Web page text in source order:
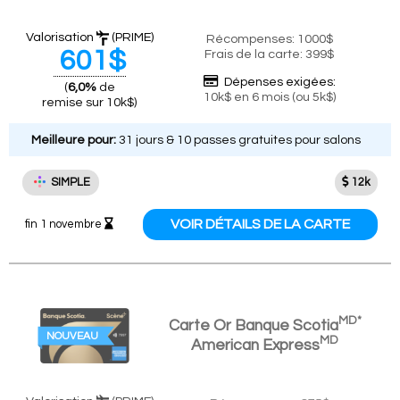
SIMPLE 12k
Valorisation (PRIME)
601$
(6,0%de
remise sur 10k$)
Récompenses: 1000$
Frais de la carte: 399$
Dépenses exigées:
10k$ en 6 mois (ou 5k$)
fin 1 novembre VOIR DÉTAILS DE LA CARTE
Meilleure pour: 31 jours & 10 passes gratuites pour salons
Carte Or Banque ScotiaMD*
American ExpressMD
NOUVEAU